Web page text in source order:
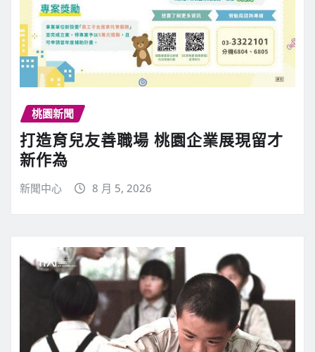
桃園新聞
打造育兒友善職場 桃園企業展現留才
新作為
新聞中心 8 月 5, 2026